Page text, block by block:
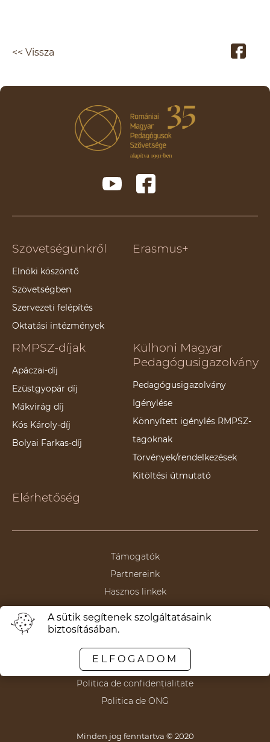
<< Vissza
Szövetségünkről
Elnöki köszöntő
Szövetségben
Szervezeti felépítés
Oktatási intézmények
Erasmus+
RMPSZ-díjak
Apáczai-díj
Ezüstgyopár díj
Mákvirág díj
Kós Károly-díj
Bolyai Farkas-díj
Külhoni Magyar
Pedagógusigazolvány
Pedagógusigazolvány
Igénylése
Könnyített igénylés RMPSZ-
tagoknak
Törvények/rendelkezések
Kitöltési útmutató
Elérhetőség
Támogatók
Partnereink
Hasznos linkek
Termeni și condiții
Politica de anulare/returnare
Politica de confidențialitate
Politica de ONG
Minden jog fenntartva © 2020
A sütik segítenek szolgáltatásaink
biztosításában.
ELFOGADOM